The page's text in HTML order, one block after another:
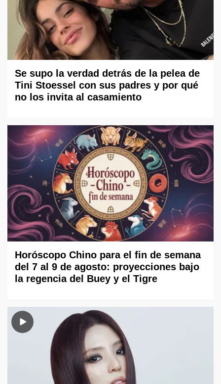
Se supo la verdad detrás de la pelea de
Tini Stoessel con sus padres y por qué
no los invita al casamiento
Horóscopo Chino para el fin de semana
del 7 al 9 de agosto: proyecciones bajo
la regencia del Buey y el Tigre